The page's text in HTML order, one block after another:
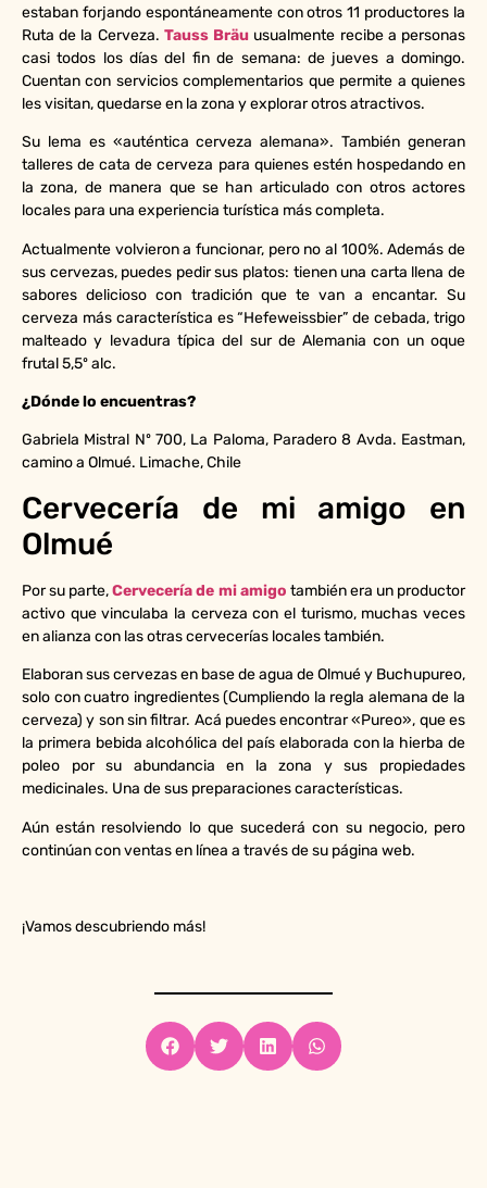
estaban forjando espontáneamente con otros 11 productores la
Ruta de la Cerveza. Tauss Bräu usualmente recibe a personas
casi todos los días del fin de semana: de jueves a domingo.
Cuentan con servicios complementarios que permite a quienes
les visitan, quedarse en la zona y explorar otros atractivos.
Su lema es «auténtica cerveza alemana». También generan
talleres de cata de cerveza para quienes estén hospedando en
la zona, de manera que se han articulado con otros actores
locales para una experiencia turística más completa.
Actualmente volvieron a funcionar, pero no al 100%. Además de
sus cervezas, puedes pedir sus platos: tienen una carta llena de
sabores delicioso con tradición que te van a encantar. Su
cerveza más característica es “Hefeweissbier” de cebada, trigo
malteado y levadura típica del sur de Alemania con un oque
frutal 5,5º alc.
¿Dónde lo encuentras?
Gabriela Mistral Nº 700, La Paloma, Paradero 8 Avda. Eastman,
camino a Olmué. Limache, Chile
Cervecería de mi amigo en
Olmué
Por su parte,Cervecería de mi amigo también era un productor
activo que vinculaba la cerveza con el turismo, muchas veces
en alianza con las otras cervecerías locales también.
Elaboran sus cervezas en base de agua de Olmué y Buchupureo,
solo con cuatro ingredientes (Cumpliendo la regla alemana de la
cerveza) y son sin filtrar. Acá puedes encontrar «Pureo», que es
la primera bebida alcohólica del país elaborada con la hierba de
poleo por su abundancia en la zona y sus propiedades
medicinales. Una de sus preparaciones características.
Aún están resolviendo lo que sucederá con su negocio, pero
continúan con ventas en línea a través de su página web.
¡Vamos descubriendo más!